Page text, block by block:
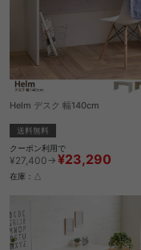
Helm デスク 幅140cm
送料無料
クーポン利用で
¥27,400→ ¥23,290
在庫：△